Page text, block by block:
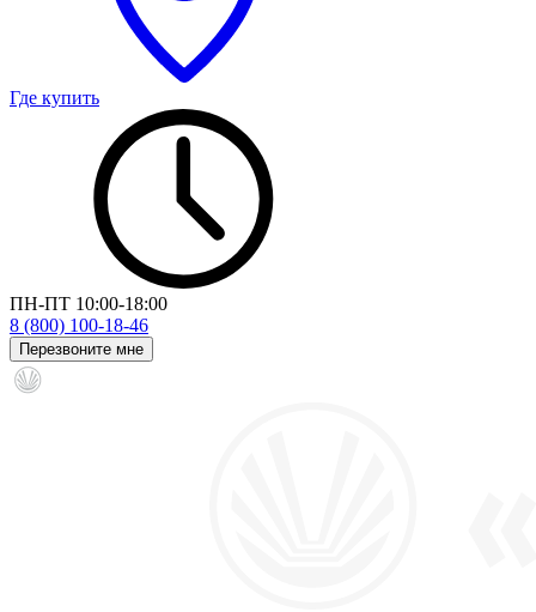
Где купить
ПН-ПТ 10:00-18:00
8 (800) 100-18-46
Перезвоните мне